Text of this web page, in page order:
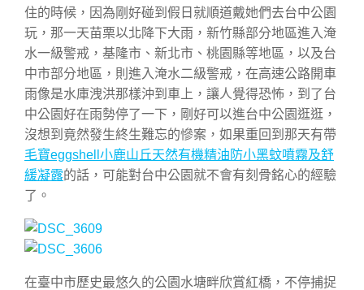
住的時候，因為剛好碰到假日就順道戴她們去台中公園
玩，那一天苗栗以北降下大雨，新竹縣部分地區進入淹
水一級警戒，基隆市、新北市、桃園縣等地區，以及台
中市部分地區，則進入淹水二級警戒，在高速公路開車
雨像是水庫洩洪那樣沖到車上，讓人覺得恐怖，到了台
中公園好在雨勢停了一下，剛好可以進台中公園逛逛，
沒想到竟然發生終生難忘的慘案，如果重回到那天有帶
毛寶eggshell小鹿山丘天然有機精油防小黑蚊噴霧及舒
緩凝露的話，可能對台中公園就不會有刻骨銘心的經驗
了。
在臺中市歷史最悠久的公園水塘畔欣賞紅橋，不停捕捉